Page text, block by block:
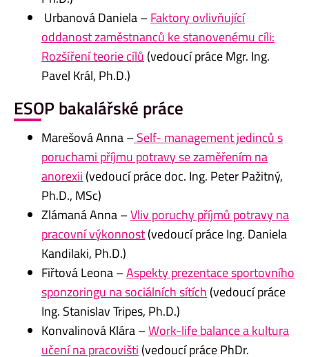
Urbanová Daniela –Faktory ovlivňující
oddanost zaměstnanců ke stanovenému cíli:
Rozšíření teorie cílů (vedoucí práce Mgr. Ing.
Pavel Král, Ph.D.)
ESOP bakalářské práce
Marešová Anna –Self- management jedinců s
poruchami příjmu potravy se zaměřením na
anorexii (vedoucí práce doc. Ing. Peter Pažitný,
Ph.D., MSc)
Zlámaná Anna –Vliv poruchy příjmů potravy na
pracovní výkonnost(vedoucí práce Ing. Daniela
Kandilaki, Ph.D.)
Fiřtová Leona –Aspekty prezentace sportovního
sponzoringu na sociálních sítích (vedoucí práce
Ing. Stanislav Tripes, Ph.D.)
Konvalinová Klára –Work-life balance a kultura
učení na pracovišti (vedoucí práce PhDr.